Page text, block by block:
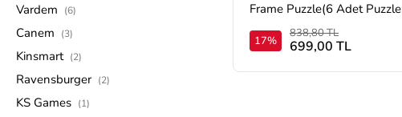
0-4 Yaş Grubu
Hayvan Figürleri
Puzzle ve Zeka Oyunları
Uzaktan Kumandalılar
Vardem (6)
Canem (3)
Kinsmart (2)
Ravensburger (2)
KS Games (1)
Frame Puzzle(6 Adet Puzzle
Gönderilecektir.)
17%
838,80 TL
699,00 TL